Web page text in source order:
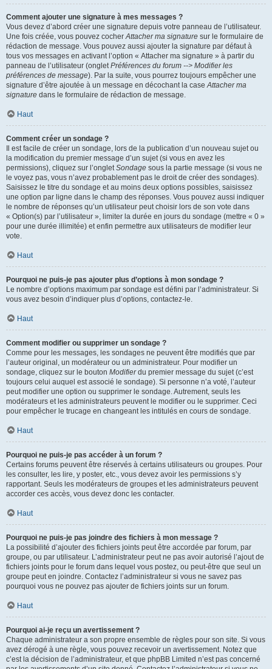
Comment ajouter une signature à mes messages ?
Vous devez d’abord créer une signature depuis votre panneau de l’utilisateur.
Une fois créée, vous pouvez cocherAttacher ma signature sur le formulaire de
rédaction de message. Vous pouvez aussi ajouter la signature par défaut à
tous vos messages en activant l’option « Attacher ma signature » à partir du
panneau de l’utilisateur (ongletPréférences du forum --> Modifier les
préférences de message). Par la suite, vous pourrez toujours empêcher une
signature d’être ajoutée à un message en décochant la caseAttacher ma
signature dans le formulaire de rédaction de message.
Haut
Comment créer un sondage ?
Il est facile de créer un sondage, lors de la publication d’un nouveau sujet ou
la modification du premier message d’un sujet (si vous en avez les
permissions), cliquez sur l’ongletSondage sous la partie message (si vous ne
le voyez pas, vous n’avez probablement pas le droit de créer des sondages).
Saisissez le titre du sondage et au moins deux options possibles, saisissez
une option par ligne dans le champ des réponses. Vous pouvez aussi indiquer
le nombre de réponses qu’un utilisateur peut choisir lors de son vote dans
« Option(s) par l’utilisateur », limiter la durée en jours du sondage (mettre « 0 »
pour une durée illimitée) et enfin permettre aux utilisateurs de modifier leur
vote.
Haut
Pourquoi ne puis-je pas ajouter plus d’options à mon sondage ?
Le nombre d’options maximum par sondage est défini par l’administrateur. Si
vous avez besoin d’indiquer plus d’options, contactez-le.
Haut
Comment modifier ou supprimer un sondage ?
Comme pour les messages, les sondages ne peuvent être modifiés que par
l’auteur original, un modérateur ou un administrateur. Pour modifier un
sondage, cliquez sur le bouton Modifierdu premier message du sujet (c’est
toujours celui auquel est associé le sondage). Si personne n’a voté, l’auteur
peut modifier une option ou supprimer le sondage. Autrement, seuls les
modérateurs et les administrateurs peuvent le modifier ou le supprimer. Ceci
pour empêcher le trucage en changeant les intitulés en cours de sondage.
Haut
Pourquoi ne puis-je pas accéder à un forum ?
Certains forums peuvent être réservés à certains utilisateurs ou groupes. Pour
les consulter, les lire, y poster, etc., vous devez avoir les permissions s’y
rapportant. Seuls les modérateurs de groupes et les administrateurs peuvent
accorder ces accès, vous devez donc les contacter.
Haut
Pourquoi ne puis-je pas joindre des fichiers à mon message ?
La possibilité d’ajouter des fichiers joints peut être accordée par forum, par
groupe, ou par utilisateur. L’administrateur peut ne pas avoir autorisé l’ajout de
fichiers joints pour le forum dans lequel vous postez, ou peut-être que seul un
groupe peut en joindre. Contactez l’administrateur si vous ne savez pas
pourquoi vous ne pouvez pas ajouter de fichiers joints sur un forum.
Haut
Pourquoi ai-je reçu un avertissement ?
Chaque administrateur a son propre ensemble de règles pour son site. Si vous
avez dérogé à une règle, vous pouvez recevoir un avertissement. Notez que
c’est la décision de l’administrateur, et que phpBB Limited n’est pas concerné